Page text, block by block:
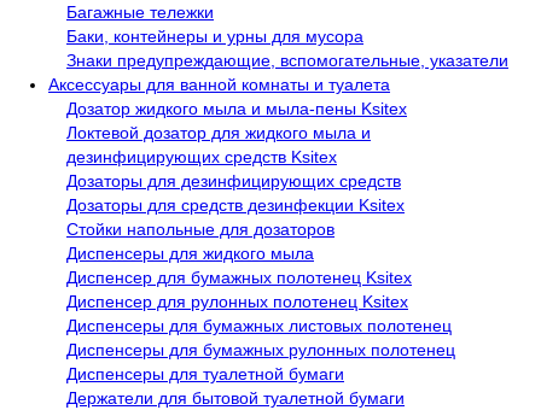
Багажные тележки
Баки, контейнеры и урны для мусора
Знаки предупреждающие, вспомогательные, указатели
Аксессуары для ванной комнаты и туалета
Дозатор жидкого мыла и мыла-пены Ksitex
Локтевой дозатор для жидкого мыла и
дезинфицирующих средств Ksitex
Дозаторы для дезинфицирующих средств
Дозаторы для средств дезинфекции Ksitex
Стойки напольные для дозаторов
Диспенсеры для жидкого мыла
Диспенсер для бумажных полотенец Ksitex
Диспенсер для рулонных полотенец Ksitex
Диспенсеры для бумажных листовых полотенец
Диспенсеры для бумажных рулонных полотенец
Диспенсеры для туалетной бумаги
Держатели для бытовой туалетной бумаги